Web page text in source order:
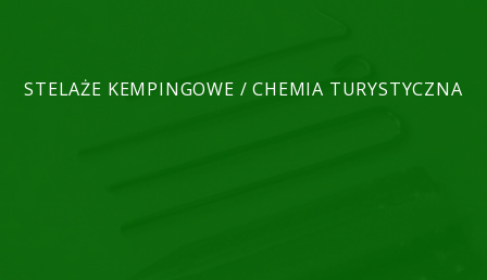
STELAŻE KEMPINGOWE / CHEMIA TURYSTYCZNA